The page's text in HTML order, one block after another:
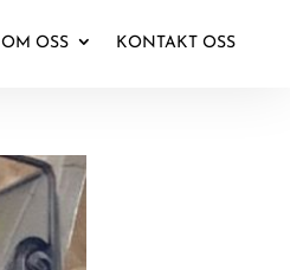
OM OSS KONTAKT OSS